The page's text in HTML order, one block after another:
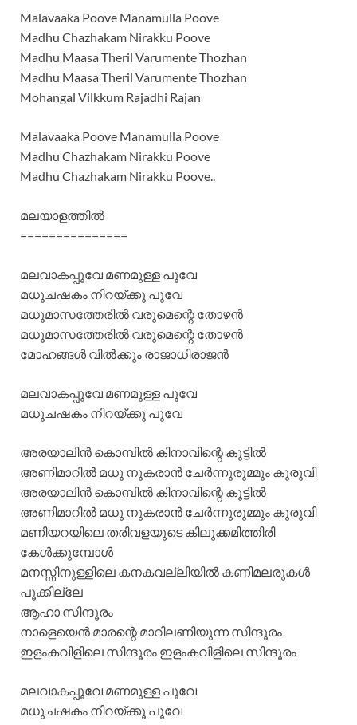
Malavaaka Poove Manamulla Poove
Madhu Chazhakam Nirakku Poove
Madhu Maasa Theril Varumente Thozhan
Madhu Maasa Theril Varumente Thozhan
Mohangal Vilkkum Rajadhi Rajan
Malavaaka Poove Manamulla Poove
Madhu Chazhakam Nirakku Poove
Madhu Chazhakam Nirakku Poove..
മലയാളത്തില്‍
===============
മലവാകപ്പൂവേ മണമുള്ള പൂവേ
മധുചഷകം നിറയ്ക്കൂ പൂവേ
മധുമാസത്തേരില്‍ വരുമെന്റെ തോഴന്‍
മധുമാസത്തേരില്‍ വരുമെന്റെ തോഴന്‍
മോഹങ്ങള്‍ വില്‍ക്കും രാജാധിരാജന്‍
മലവാകപ്പൂവേ മണമുള്ള പൂവേ
മധുചഷകം നിറയ്ക്കൂ പൂവേ
അരയാലിന്‍ കൊമ്പില്‍ കിനാവിന്റെ കൂട്ടില്‍
അണിമാറില്‍ മധു നുകരാന്‍ ചേര്‍ന്നുരുമ്മും കുരുവി
അരയാലിന്‍ കൊമ്പില്‍ കിനാവിന്റെ കൂട്ടില്‍
അണിമാറില്‍ മധു നുകരാന്‍ ചേര്‍ന്നുരുമ്മും കുരുവി
മണിയറയിലെ തരിവളയുടെ കിലുക്കമിത്തിരി
കേള്‍ക്കുമ്പോള്‍
മനസ്സിനുള്ളിലെ കനകവല്ലിയില്‍ കണിമലരുകള്‍
പൂക്കില്ലേ
ആഹാ സിന്ദൂരം
നാളെയെന്‍ മാരന്റെ മാറിലണിയുന്ന സിന്ദൂരം
ഇളംകവിളിലെ സിന്ദൂരം ഇളംകവിളിലെ സിന്ദൂരം
മലവാകപ്പൂവേ മണമുള്ള പൂവേ
മധുചഷകം നിറയ്ക്കൂ പൂവേ